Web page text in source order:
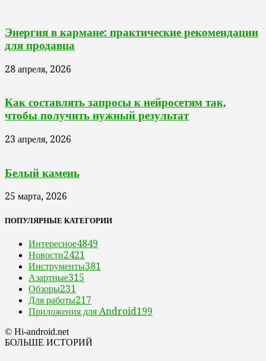
Энергия в кармане: практические рекомендации
для продавца
28 апреля, 2026
Как составлять запросы к нейросетям так,
чтобы получить нужный результат
23 апреля, 2026
Белый камень
25 марта, 2026
ПОПУЛЯРНЫЕ КАТЕГОРИИ
Интересное4849
Новости2421
Инструменты381
Азартные315
Обзоры231
Для работы217
Приложения для Android199
© Hi-android.net
БОЛЬШЕ ИСТОРИЙ